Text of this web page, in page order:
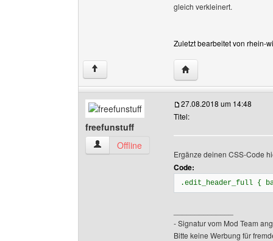
gleich verkleinert.
Zuletzt bearbeitet von rhein-
↑ Website dieses
freefunstuff
freefunstuff Benutzer-Profile anzeigen
Offline
27.08.2018 um 14:48
Titel:
Ergänze deinen CSS-Code
Code:
.edit_header_full {
- Signatur vom Mod Team
Bitte keine Werbung für